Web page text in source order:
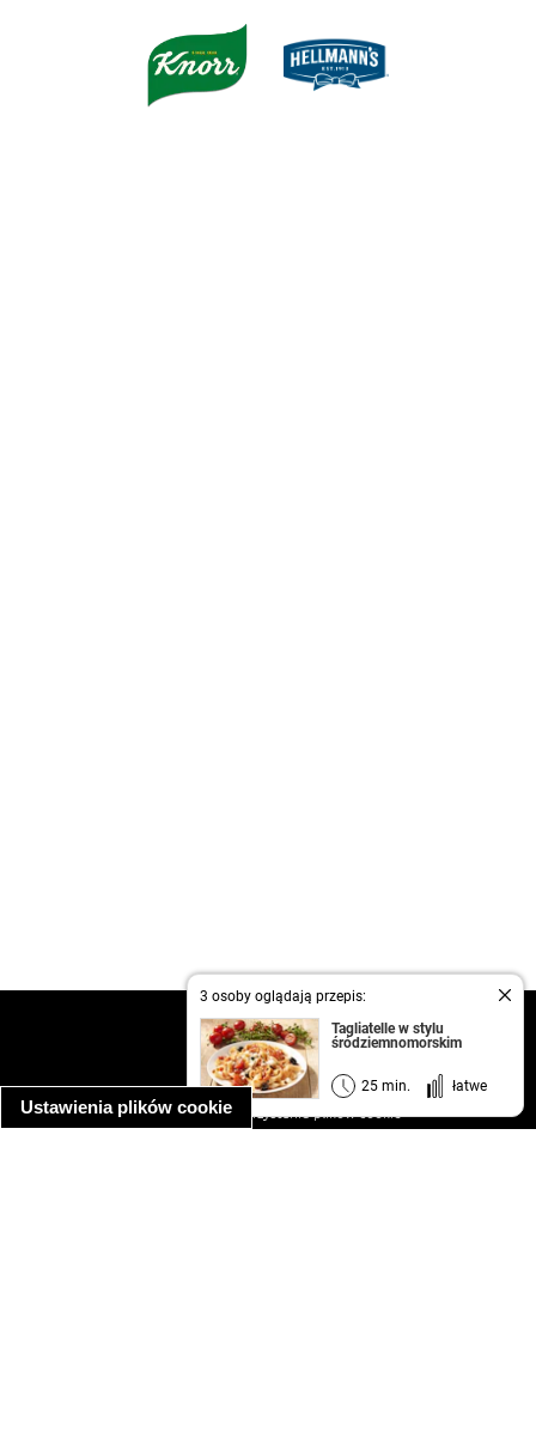
Ustawienia plików cookie
3 osoby oglądają przepis:
Tagliatelle w stylu
śródziemnomorskim
25 min. łatwe
kontakt
regulamin
informacja o prywatności
informacja o wykorzystaniu plików cookie